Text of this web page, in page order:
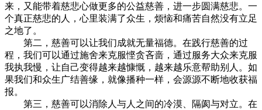
来，又能带着慈悲心做更多的公益慈善，进一步圆满慈悲。一
个真正慈悲的人，心里装满了众生，烦恼和痛苦自然没有立足
之地了。
第二，慈善可以让我们成就无量福德。在践行慈善的过
程，我们可以通过施舍来克服悭贪吝啬，通过服务大众来克服
我执我慢，让自己变得越来越慷慨，越来越乐意帮助别人。如
果我们和众生广结善缘，就像播种一样，会源源不断地收获福
报。
第三，慈善可以消除人与人之间的冷漠、隔阂与对立。在